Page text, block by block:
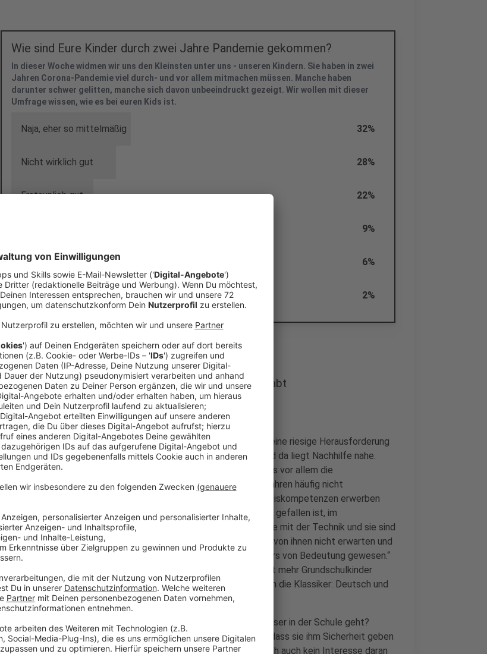
Wie sind Eure Kinder durch zwei Jahre Pandemie gekommen?
In dieser Woche widmen wir uns den Kleinsten unter uns - unseren Kindern. Sie haben in zwei
Jahren Corona-Pandemie viel durch- und vor allem mitmachen müssen. Manche haben
darunter schwer gelitten, manche sich davon unbeeindruckt gezeigt. Wir wollen mit dieser
Umfrage wissen, wie es bei euren Kids ist.
Naja, eher so mittelmäßig 32%
Nicht wirklich gut 28%
Erstaunlich gut 22%
9%
Ich kann es leider nicht einschätzen, ob gut oder schlecht 6%
Ich habe keine Kinder 2%
Anzeige
Nachhilfeanbieter: Grundschüler haben es schwer gehabt
Anzeige
Zwei Jahre Pandemie waren und sind vor allem in Sachen Schule eine riesige Herausforderung
gewesen. Bei ganz vielen sind die Noten schlechter geworden und da liegt Nachhilfe nahe.
Thomas Momotow vom Nachhilfeanbieter "Studienkreis" sagt, das vor allem die
Grundschulkinder große Probleme hatte, dass sie in den beiden Jahren häufig nicht
mitgekommen sind. "Das sind ja Kinder, die gerade erstmal die Basiskompetenzen erwerben
wie Lesen, Schreiben und Rechnen und denen es auch nicht leicht gefallen ist, im
Distanzunterricht gut klarzukommen. Das heißt auf der einen Seite mit der Technik und sie sind
auch nicht gut in der Lage, selbstständig zu lernen. Das kann man von ihnen nicht erwarten und
das ist im Distanzunterricht, im Home-Schooling, ja ganz besonders von Bedeutung gewesen.“
So hat der Studienkreis in den letzten zwei Jahren sieben Prozent mehr Grundschulkinder
aufgenommen. Bei den Fächern sind es auch in der Pandemie noch die Klassiker: Deutsch und
Mathe. Dies würden aber nach und nach abgelöst.
Was können Eltern neben Nachhilfe tun, damit es den Kindern besser in der Schule geht?
Momotow empfiehlt: "Sie helfen ihrem Kind in erster Linie damit, dass sie ihm Sicherheit geben
und versuchen zu verstehen, wie es dem Kind geht, was ja natürlich auch kein Interesse daran